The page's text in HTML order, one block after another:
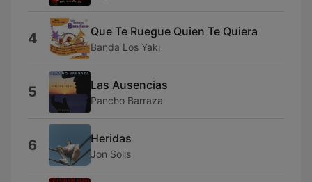
4 Que Te Ruegue Quien Te Quiera
Banda Los Yaki
5 Las Ausencias
Pancho Barraza
6 Heridas
Jon Solis